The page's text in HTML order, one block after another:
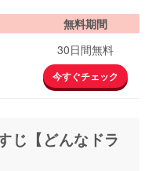
無料期間
30日間無料
今すぐチェック
じ【どんなドラ